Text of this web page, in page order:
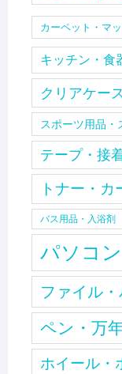
カーペット・マッ
キッチン・食
クリアケー
スポーツ用品・
テープ・接
トナー・カ
バス用品・入浴剤
パソコ
ファイル
ペン・万
ホイール・